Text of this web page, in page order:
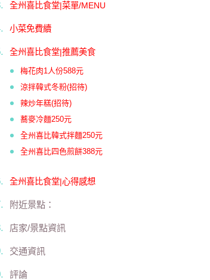
全州喜比食堂|菜單/MENU
小菜免費續
全州喜比食堂|推薦美食
梅花肉1人份588元
涼拌韓式冬粉(招待)
辣炒年糕(招待)
蕎麥冷麵250元
全州喜比韓式拌麵250元
全州喜比四色煎餅388元
全州喜比食堂|心得感想
附近景點：
店家/景點資訊
交通資訊
評論